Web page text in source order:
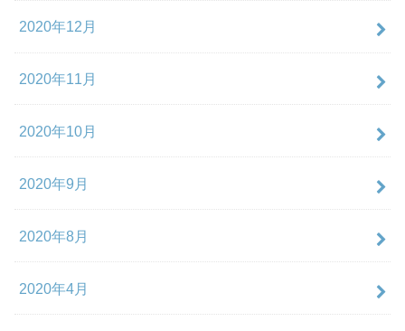
2020年12月
2020年11月
2020年10月
2020年9月
2020年8月
2020年4月